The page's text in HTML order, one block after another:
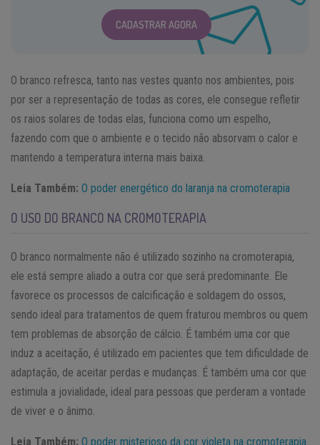
CADASTRAR AGORA
O branco refresca, tanto nas vestes quanto nos ambientes, pois
por ser a representação de todas as cores, ele consegue refletir
os raios solares de todas elas, funciona como um espelho,
fazendo com que o ambiente e o tecido não absorvam o calor e
mantendo a temperatura interna mais baixa.
Leia Também: O poder energético do laranja na cromoterapia
O USO DO BRANCO NA CROMOTERAPIA
O branco normalmente não é utilizado sozinho na cromoterapia,
ele está sempre aliado a outra cor que será predominante. Ele
favorece os processos de calcificação e soldagem do ossos,
sendo ideal para tratamentos de quem fraturou membros ou quem
tem problemas de absorção de cálcio. É também uma cor que
induz a aceitação, é utilizado em pacientes que tem dificuldade de
adaptação, de aceitar perdas e mudanças. É também uma cor que
estimula a jovialidade, ideal para pessoas que perderam a vontade
de viver e o ânimo.
Leia Também: O poder misterioso da cor violeta na cromoterapia